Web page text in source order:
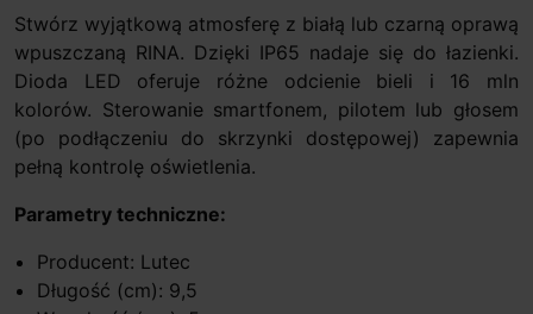
Stwórz wyjątkową atmosferę z białą lub czarną oprawą
wpuszczaną RINA. Dzięki IP65 nadaje się do łazienki.
Dioda LED oferuje różne odcienie bieli i 16 mln
kolorów. Sterowanie smartfonem, pilotem lub głosem
(po podłączeniu do skrzynki dostępowej) zapewnia
pełną kontrolę oświetlenia.
Parametry techniczne:
Producent: Lutec
Długość (cm): 9,5